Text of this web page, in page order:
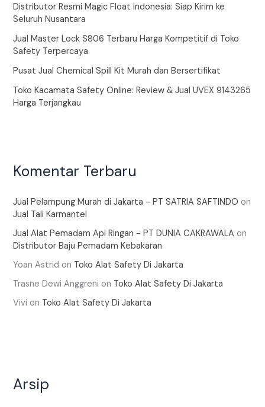
Distributor Resmi Magic Float Indonesia: Siap Kirim ke
Seluruh Nusantara
Jual Master Lock S806 Terbaru Harga Kompetitif di Toko
Safety Terpercaya
Pusat Jual Chemical Spill Kit Murah dan Bersertifikat
Toko Kacamata Safety Online: Review & Jual UVEX 9143265
Harga Terjangkau
Komentar Terbaru
Jual Pelampung Murah di Jakarta - PT SATRIA SAFTINDO on
Jual Tali Karmantel
Jual Alat Pemadam Api Ringan - PT DUNIA CAKRAWALA on
Distributor Baju Pemadam Kebakaran
Yoan Astrid on Toko Alat Safety Di Jakarta
Trasne Dewi Anggreni on Toko Alat Safety Di Jakarta
Vivi on Toko Alat Safety Di Jakarta
Arsip